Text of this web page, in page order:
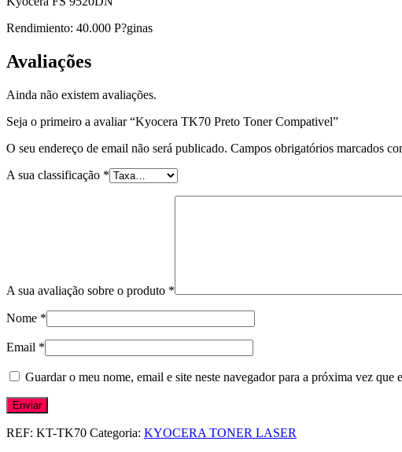
Rendimiento: 40.000 P?ginas
Avaliações
Ainda não existem avaliações.
Seja o primeiro a avaliar “Kyocera TK70 Preto Toner Compativel”
O seu endereço de email não será publicado. Campos obrigatórios marcados
A sua classificação *
A sua avaliação sobre o produto *
Nome *
Email *
Guardar o meu nome, email e site neste navegador para a próxima vez que
REF: KT-TK70 Categoria: KYOCERA TONER LASER